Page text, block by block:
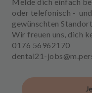
oder telefonisch -
gewünschten Standort
Wir freuen uns, dich
0176 56962170
dental21-